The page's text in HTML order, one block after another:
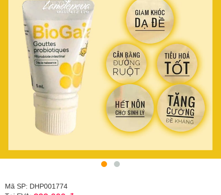
Mã SP: DHP001774